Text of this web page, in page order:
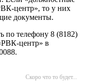
центр», то у них
документы.
по телефону 8 (8182)
центр» в
Скоро что то будет...